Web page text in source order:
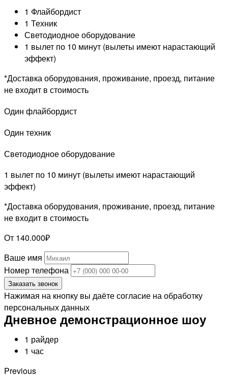
1 Флайбордист
1 Техник
Светодиодное оборудование
1 вылет по 10 минут (вылеты имеют нарастающий
эффект)
*Доставка оборудования, проживание, проезд, питание
не входит в стоимость
Один флайбордист
Один техник
Светодиодное оборудование
1 вылет по 10 минут (вылеты имеют нарастающий
эффект)
*Доставка оборудования, проживание, проезд, питание
не входит в стоимость
От 140.000₽
Ваше имя
Номер телефона
Заказать звонок
Нажимая на кнопку вы даёте согласие на обработку
персональных данных
Дневное демонстрационное шоу
1 райдер
1 час
Previous